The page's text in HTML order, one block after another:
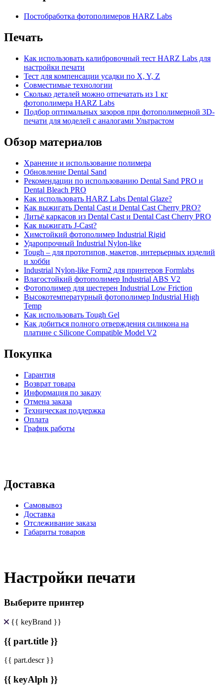
Постобработка фотополимеров HARZ Labs
Печать
Как использовать калибровочный тест HARZ Labs для
настройки печати
Тест для компенсации усадки по X, Y, Z
Совместимые технологии
Сколько деталей можно отпечатать из 1 кг
фотополимера HARZ Labs
Подбор оптимальных зазоров при фотополимерной 3D-
печати для моделей с аналогами Ультрастом
Обзор материалов
Хранение и использование полимера
Обновление Dental Sand
Рекомендации по использованию Dental Sand PRO и
Dental Bleach PRO
Как использовать HARZ Labs Dental Glaze?
Как выжигать Dental Cast и Dental Cast Cherry PRO?
Литьё каркасов из Dental Cast и Dental Cast Cherry PRO
Как выжигать J-Cast?
Химстойкий фотополимер Industrial Rigid
Ударопрочный Industrial Nylon-like
Tough – для прототипов, макетов, интерьерных изделий
и хобби
Industrial Nylon-like Form2 для принтеров Formlabs
Влагостойкий фотополимер Industrial ABS V2
Фотополимер для шестерен Industrial Low Friction
Высокотемпературный фотополимер Industrial High
Temp
Как использовать Tough Gel
Как добиться полного отверждения силикона на
платине с Silicone Compatible Model V2
Покупка
Гарантия
Возврат товара
Информация по заказу
Отмена заказа
Техническая поддержка
Оплата
График работы
Доставка
Самовывоз
Доставка
Отслеживание заказа
Габариты товаров
Настройки печати
Выберите принтер
{{ keyBrand }}
{{ part.title }}
{{ part.descr }}
{{ keyAlph }}